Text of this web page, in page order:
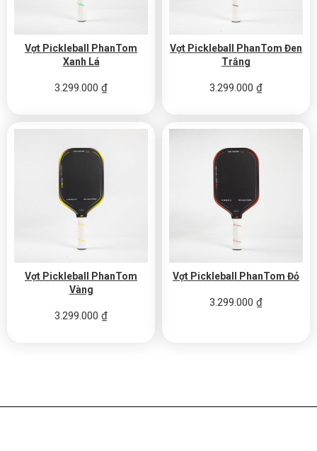
Vợt Pickleball PhanTom
Xanh Lá
3.299.000 ₫
Vợt Pickleball PhanTom Đen
Trắng
3.299.000 ₫
Vợt Pickleball PhanTom
Vàng
3.299.000 ₫
Vợt Pickleball PhanTom Đỏ
3.299.000 ₫